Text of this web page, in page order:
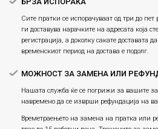
Сите пратки се испорачуваат од три до
ги доставува нарачките на адресата која
регистрација, а доколку сакате доставата
временскиот период на достава е подолг.
МОЖНОСТ ЗА ЗАМЕНА ИЛИ
Нашата служба ќе се погрижи за вашите
навремено да се изврши рефундација на
Времетраењето на замена на пратка или